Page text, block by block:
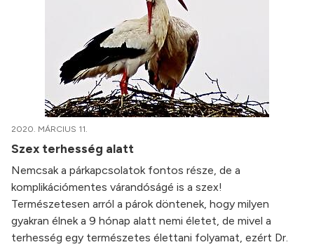
2020. MÁRCIUS 11.
Szex terhesség alatt
Nemcsak a párkapcsolatok fontos része, de a
komplikációmentes várandóságé is a szex!
Természetesen arról a párok döntenek, hogy milyen
gyakran élnek a 9 hónap alatt nemi életet, de mivel a
terhesség egy természetes élettani folyamat, ezért Dr.